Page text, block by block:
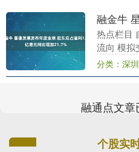
热点栏目
流向 模拟
发布截至
牛，该集
分类：深
融通点文
个股实